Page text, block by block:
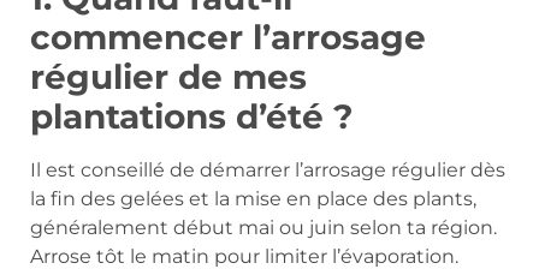
commencer l’arrosage
régulier de mes
plantations d’été ?
Il est conseillé de démarrer l’arrosage régulier dès
la fin des gelées et la mise en place des plants,
généralement début mai ou juin selon ta région.
Arrose tôt le matin pour limiter l’évaporation.